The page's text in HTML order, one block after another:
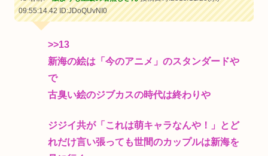
09:55:14.42ID:JDoQUvNI0
>>13
新海の絵は「今のアニメ」のスタンダードや
で
古臭い絵のジブカスの時代は終わりや
ジジイ共が「これは萌キャラなんや！」とど
れだけ言い張っても世間のカップルは新海を